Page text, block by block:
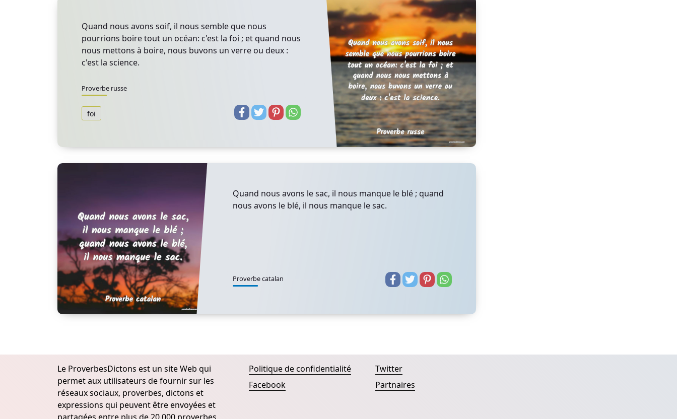
Quand nous avons soif, il nous semble que nous
pourrions boire tout un océan: c'est la foi ; et quand nous
nous mettons à boire, nous buvons un verre ou deux :
c'est la science.
Proverbe russe
foi
Quand nous avons le sac, il nous manque le blé ; quand
nous avons le blé, il nous manque le sac.
Proverbe catalan
Le ProverbesDictons est un site Web qui
permet aux utilisateurs de fournir sur les
réseaux sociaux, proverbes, dictons et
expressions qui peuvent être envoyées et
Politique de confidentialité
Facebook
Twitter
Partnaires